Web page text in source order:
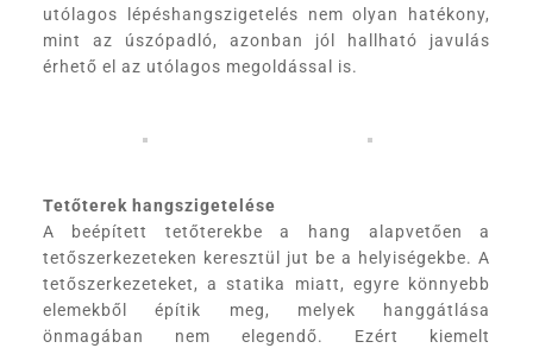
utólagos lépéshangszigetelés nem olyan hatékony,
mint az úszópadló, azonban jól hallható javulás
érhető el az utólagos megoldással is.
Tetőterek hangszigetelése
A beépített tetőterekbe a hang alapvetően a
tetőszerkezeteken keresztül jut be a helyiségekbe. A
tetőszerkezeteket, a statika miatt, egyre könnyebb
elemekből építik meg, melyek hanggátlása
önmagában nem elegendő. Ezért kiemelt